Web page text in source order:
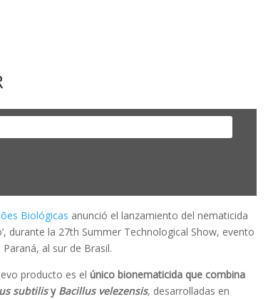
Biológicas anunció el lanzamiento del nematicida
durante la 27th Summer Technological Show, evento
al sur de Brasil.
producto es elúnico bionematicida que combina
subtilisy Bacillus velezensis, desarrolladas en